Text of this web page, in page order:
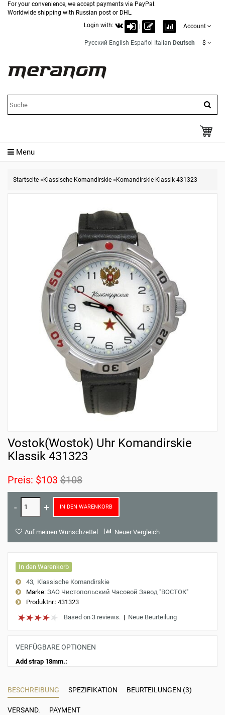
For your convenience, we accept payments via PayPal.
Worldwide shipping with Russian post or DHL.
Login with:
Account
Русский English Español Italian Deutsch $
Menu
Startseite » Klassische Komandirskie » Komandirskie Klassik 431323
Vostok(Wostok) Uhr Komandirskie
Klassik 431323
Preis: $103 $108
IN DEN WARENKORB
Auf meinen Wunschzettel Neuer Vergleich
In den Warenkorb
43 Klassische Komandirskie
Marke: ЗАО Чистопольский Часовой Завод "ВОСТОК"
Produktnr.: 431323
Based on 3 reviews. | Neue Beurteilung
VERFÜGBARE OPTIONEN
Add strap 18mm.:
BESCHREIBUNG SPEZIFIKATION BEURTEILUNGEN (3)
VERSAND. PAYMENT